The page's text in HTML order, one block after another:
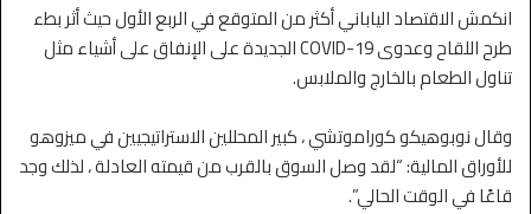
انكمش الاقتصاد الياباني أكثر من المتوقع في الربع الأول حيث أثر بطء
طرح اللقاح وعدوى COVID-19 الجديدة على الإنفاق على أشياء مثل
تناول الطعام بالخارج والملابس.
وقال نوبوهيكو كوراموتشي ، كبير المحللين الاستراتيجيين في ميزوهو
للأوراق المالية: “لقد وصل السوق بالقرب من قيمته العادلة ، لذلك وجد
قاعًا في الوقت الحالي”.